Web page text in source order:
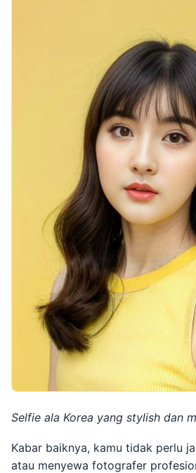
Selfie ala Korea yang stylish dan
Kabar baiknya, kamu tidak perlu
atau menyewa fotografer